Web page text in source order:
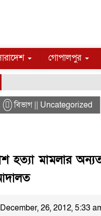
গোপালপুর
বিভাগ || Uncategorized
হত্যা মামলার
December, 26, 2012, 5:33